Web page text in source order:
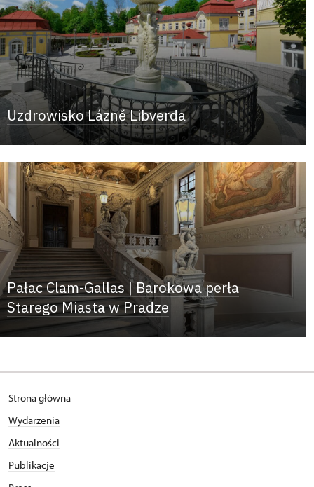
Uzdrowisko Lázně Libverda
Pałac Clam-Gallas | Barokowa perła
Starego Miasta w Pradze
Strona główna
Wydarzenia
Aktualności
Publikacje